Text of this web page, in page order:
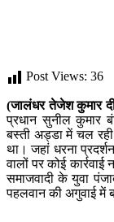
Post Views: 36
(जालंधर तेजेश कुमार
प्रधान सुनील कुमार
बस्ती अड्डा में चल रही
था। जहां धरना
वालों पर कोई
समाजवादी के युवा
पहलवान की अगुवाई में